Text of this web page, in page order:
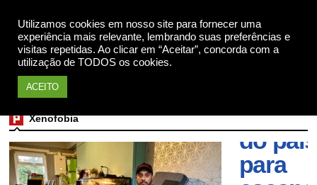
Utilizamos cookies em nosso site para fornecer uma
experiência mais relevante, lembrando suas preferências e
visitas repetidas. Ao clicar em “Aceitar”, concorda com a
utilização de TODOS os cookies.
ACEITO
Xenofobia
que
do país
para